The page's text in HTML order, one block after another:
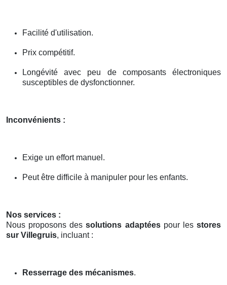
Facilité d'utilisation.
Prix compétitif.
Longévité avec peu de composants électroniques
susceptibles de dysfonctionner.
Inconvénients :
Exige un effort manuel.
Peut être difficile à manipuler pour les enfants.
Nos services :
Nous proposons dessolutions adaptéespour lesstores
sur Villegruis, incluant :
Resserrage des mécanismes.